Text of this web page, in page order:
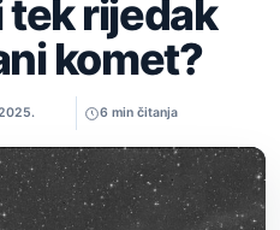
rijedak
komet?
6 min čitanja